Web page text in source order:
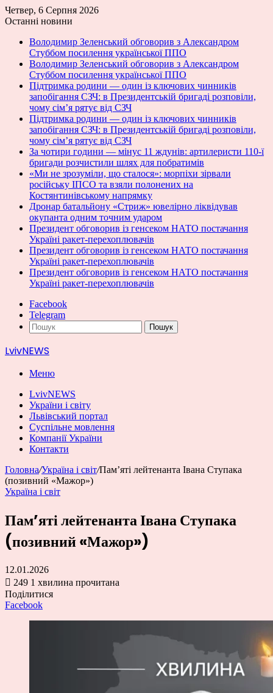
Четвер, 6 Серпня 2026
Останні новини
Володимир Зеленський обговорив з Александром
Стуббом посилення української ППО
Володимир Зеленський обговорив з Александром
Стуббом посилення української ППО
Підтримка родини — один із ключових чинників
запобігання СЗЧ: в Президентській бригаді розповіли,
чому сім’я рятує від СЗЧ
Підтримка родини — один із ключових чинників
запобігання СЗЧ: в Президентській бригаді розповіли,
чому сім’я рятує від СЗЧ
За чотири години — мінус 11 ждунів: артилеристи 110-ї
бригади розчистили шлях для побратимів
«Ми не зрозуміли, що сталося»: морпіхи зірвали
російську ІПСО та взяли полонених на
Костянтинівському напрямку
Дронар батальйону «Стриж» ювелірно ліквідував
окупанта одним точним ударом
Президент обговорив із генсеком НАТО постачання
Україні ракет-перехоплювачів
Президент обговорив із генсеком НАТО постачання
Україні ракет-перехоплювачів
Президент обговорив із генсеком НАТО постачання
Україні ракет-перехоплювачів
Facebook
Telegram
Пошук
LvivNEWS
Меню
LvivNEWS
України і світу
Львівський портал
Суспільне мовлення
Компанії України
Контакти
Головна/Україна і світ/Пам’яті лейтенанта Івана Ступака
(позивний «Мажор»)
Україна і світ
Пам’яті лейтенанта Івана Ступака
(позивний «Мажор»)
12.01.2026
249 1 хвилина прочитана
Поділитися
Facebook